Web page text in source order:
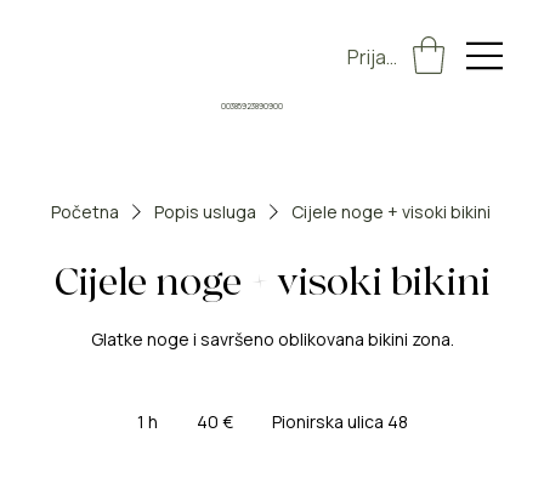
Prijava
00385923890900
Početna Popis usluga Cijele noge + visoki bikini
Cijele noge + visoki bikini
Glatke noge i savršeno oblikovana bikini zona.
1 h 40 € Pionirska ulica 48